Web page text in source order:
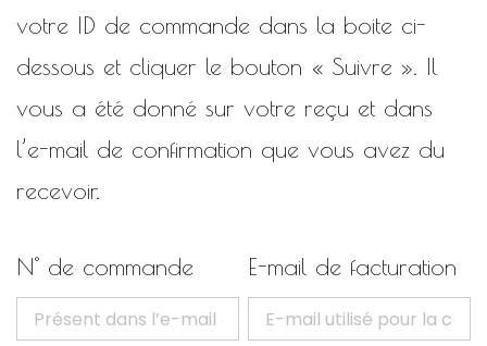
votre ID de commande dans la boite ci-
dessous et cliquer le bouton « Suivre ». Il
vous a été donné sur votre reçu et dans
l’e-mail de confirmation que vous avez du
recevoir.
N° de commande E-mail de facturation